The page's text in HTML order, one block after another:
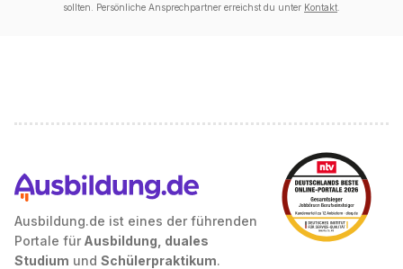
sollten. Persönliche Ansprechpartner erreichst du unter Kontakt
Ausbildung.de ist eines der führenden
Portale für Ausbildung, duales
Studium und Schülerpraktikum.